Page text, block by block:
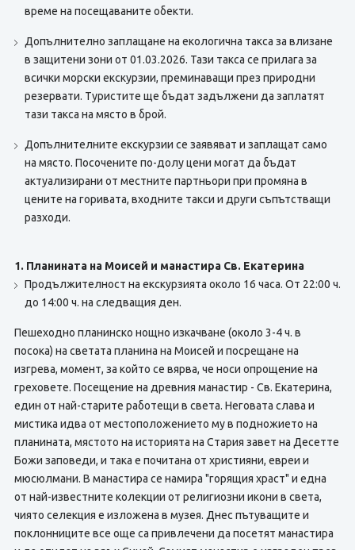
време на посещаваните обекти.
Допълнително заплащане на екологична такса за влизане
в защитени зони от 01.03.2026. Тази такса се прилага за
всички морски екскурзии, преминаващи през природни
резервати. Туристите ще бъдат задължени да заплатят
тази такса на място в брой.
Допълнителните екскурзии се заявяват и заплащат само
на място. Посочените по-долу цени могат да бъдат
актуализирани от местните партньори при промяна в
цените на горивата, входните такси и други съпътстващи
разходи.
1. Планината на Моисей и манастира Св. Екатерина
Продължителност на екскурзията около 16 часа. От 22:00 ч.
до 14:00 ч. на следващия ден.
Пешеходно планинско нощно изкачване (около 3-4 ч. в
посока) на светата планина на Моисей и посрещане на
изгрева, момент, за който се вярва, че носи опрощение на
греховете. Посещение на древния манастир - Св. Екатерина,
един от най-старите работещи в света. Неговата слава и
мистика идва от местоположението му в подножието на
планината, мястото на историята на Стария завет на Десетте
Божи заповеди, и така е почитана от християни, евреи и
мюсюлмани. В манастира се намира "горящия храст" и една
от най-известните колекции от религиозни икони в света,
чиято селекция е изложена в музея. Днес пътуващите и
поклонниците все още са привлечени да посетят манастира